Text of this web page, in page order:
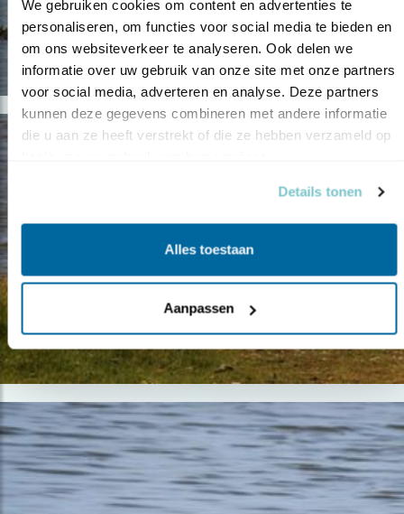
We gebruiken cookies om content en advertenties te
personaliseren, om functies voor social media te bieden en
om ons websiteverkeer te analyseren. Ook delen we
informatie over uw gebruik van onze site met onze partners
voor social media, adverteren en analyse. Deze partners
kunnen deze gegevens combineren met andere informatie
die u aan ze heeft verstrekt of die ze hebben verzameld op
Details tonen
Alles toestaan
Aanpassen